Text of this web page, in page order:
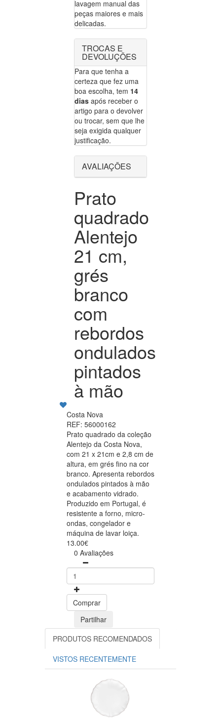
lavagem manual das
peças maiores e mais
delicadas.
TROCAS E
DEVOLUÇÕES
Para que tenha a
certeza que fez uma
boa escolha, tem 14
dias após receber o
artigo para o devolver
ou trocar, sem que lhe
seja exigida qualquer
justificação.
AVALIAÇÕES
Prato
quadrado
Alentejo
21 cm,
grés
branco
com
rebordos
ondulados
pintados
à mão
Costa Nova
REF: 56000162
Prato quadrado da coleção
Alentejo da Costa Nova,
com 21 x 21cm e 2,8 cm de
altura, em grés fino na cor
branco. Apresenta rebordos
ondulados pintados à mão
e acabamento vidrado.
Produzido em Portugal, é
resistente a forno, micro-
ondas, congelador e
máquina de lavar loiça.
13.00€
0 Avaliações
Comprar
Partilhar
PRODUTOS RECOMENDADOS
VISTOS RECENTEMENTE